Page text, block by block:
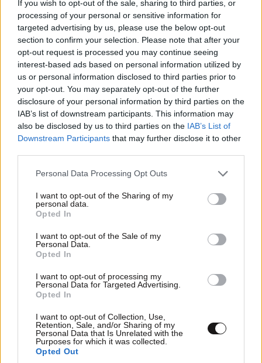
If you wish to opt-out of the sale, sharing to third parties, or
processing of your personal or sensitive information for
targeted advertising by us, please use the below opt-out
section to confirm your selection. Please note that after your
opt-out request is processed you may continue seeing
interest-based ads based on personal information utilized by
us or personal information disclosed to third parties prior to
your opt-out. You may separately opt-out of the further
disclosure of your personal information by third parties on the
IAB’s list of downstream participants. This information may
also be disclosed by us to third parties on the IAB’s List of
Downstream Participants that may further disclose it to other
Please note that this website/app uses one or more Google
not limited to your visit or usage behaviour. You may click to
grant or deny consent to Google and its third-party tags to
use your data for below specified purposes in below Google
consent section.
Personal Data Processing Opt Outs
I want to opt-out of the Sharing of my
personal data.
Opted In
I want to opt-out of the Sale of my
Personal Data.
Opted In
I want to opt-out of processing my
Personal Data for Targeted Advertising.
Opted In
I want to opt-out of Collection, Use,
Retention, Sale, and/or Sharing of my
Personal Data that Is Unrelated with the
Purposes for which it was collected.
Opted Out
ΠΡΟΣΘΕΣΤΕ ΤΟ ΣΧΟΛΙΟ ΣΑΣ
Xαρακτήρες: 0/1000
TRENDING